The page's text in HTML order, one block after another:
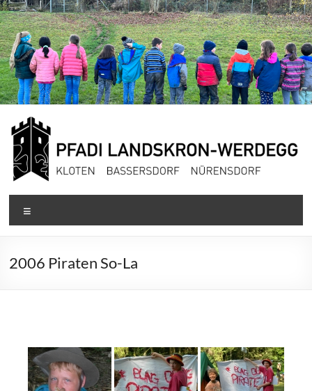
Zum
Inhalt
springen
Pfadi
Landskron-
Werdegg
2006 Piraten So-La